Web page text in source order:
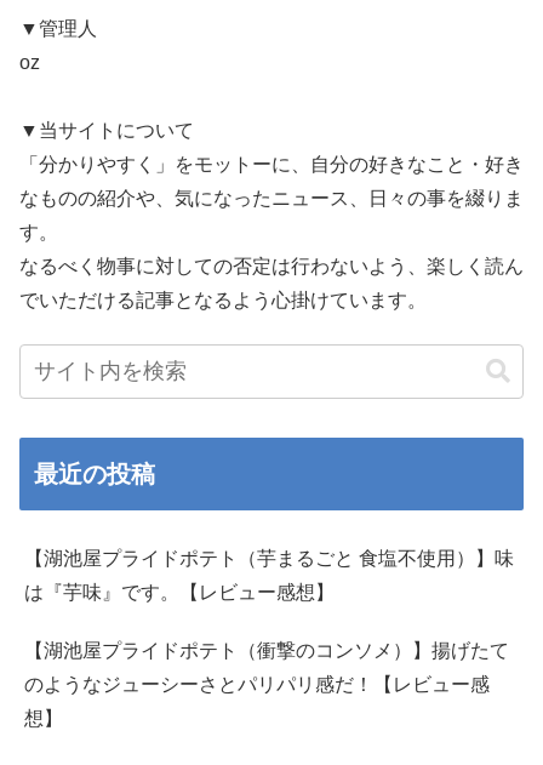
▼管理人
oz
▼当サイトについて
「分かりやすく」をモットーに、自分の好きなこと・好き
なものの紹介や、気になったニュース、日々の事を綴りま
す。
なるべく物事に対しての否定は行わないよう、楽しく読ん
でいただける記事となるよう心掛けています。
最近の投稿
【湖池屋プライドポテト（芋まるごと 食塩不使用）】味
は『芋味』です。【レビュー感想】
【湖池屋プライドポテト（衝撃のコンソメ）】揚げたて
のようなジューシーさとパリパリ感だ！【レビュー感
想】